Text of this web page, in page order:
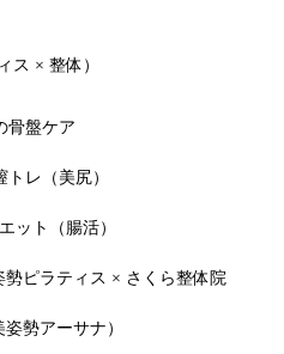
ス × 整体）
骨盤ケア
レ（美尻）
ット（腸活）
ピラティス × さくら整体院
勢アーサナ）